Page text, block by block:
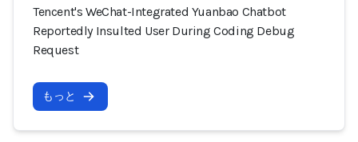
Tencent's WeChat-Integrated Yuanbao Chatbot
Reportedly Insulted User During Coding Debug
Request
もっと